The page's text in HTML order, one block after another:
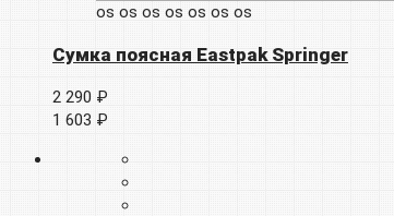
os os os os os os os
Сумка поясная Eastpak Springer
2 290 ₽
1 603 ₽